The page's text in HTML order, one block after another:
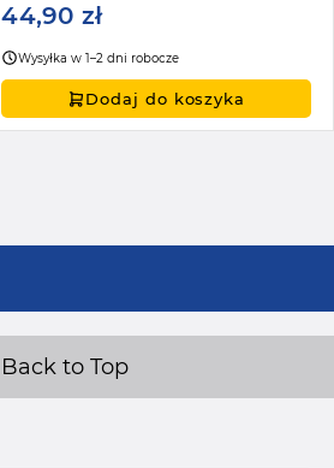
44,90 zł
Wysyłka w 1–2 dni robocze
Dodaj do koszyka
Back to Top